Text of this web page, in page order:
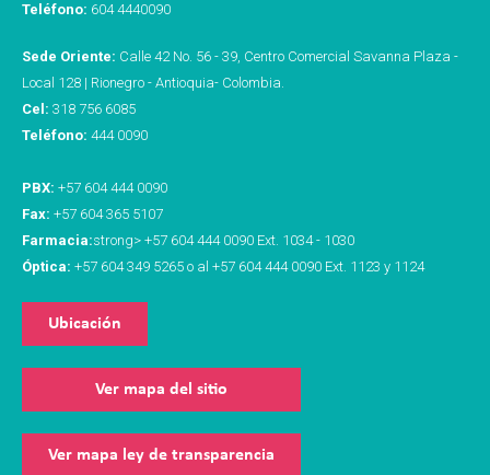
Teléfono: 604 4440090
Sede Oriente: Calle 42 No. 56 - 39, Centro Comercial Savanna Plaza -
Local 128 | Rionegro - Antioquia- Colombia.
Cel: 318 756 6085
Teléfono: 444 0090
PBX: +57 604 444 0090
Fax: +57 604 365 5107
Farmacia:strong> +57 604 444 0090 Ext. 1034 - 1030
Óptica: +57 604 349 5265 o al +57 604 444 0090 Ext. 1123 y 1124
Ubicación
Ver mapa del sitio
Ver mapa ley de transparencia